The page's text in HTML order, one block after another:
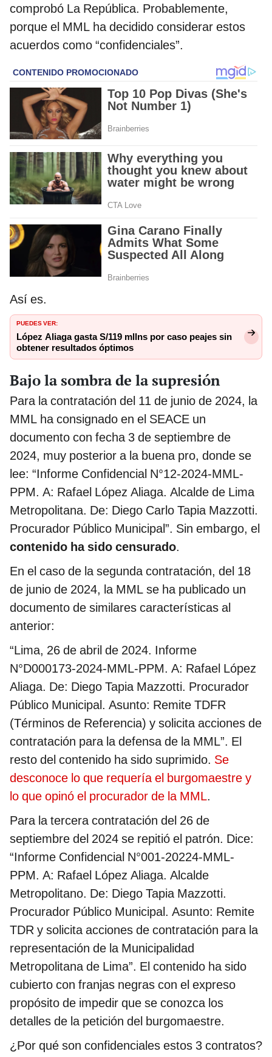
comprobó La República. Probablemente,
porque el MML ha decidido considerar estos
acuerdos como “confidenciales”.
Así es.
PUEDES VER:
López Aliaga gasta S/119 mllns por caso peajes sin
obtener resultados óptimos
Bajo la sombra de la supresión
Para la contratación del 11 de junio de 2024, la
MML ha consignado en el SEACE un
documento con fecha 3 de septiembre de
2024, muy posterior a la buena pro, donde se
lee: “Informe Confidencial N°12-2024-MML-
PPM. A: Rafael López Aliaga. Alcalde de Lima
Metropolitana. De: Diego Carlo Tapia Mazzotti.
Procurador Público Municipal”. Sin embargo, el
contenido ha sido censurado.
En el caso de la segunda contratación, del 18
de junio de 2024, la MML se ha publicado un
documento de similares características al
anterior:
“Lima, 26 de abril de 2024. Informe
N°D000173-2024-MML-PPM. A: Rafael López
Aliaga. De: Diego Tapia Mazzotti. Procurador
Público Municipal. Asunto: Remite TDFR
(Términos de Referencia) y solicita acciones de
contratación para la defensa de la MML”. El
resto del contenido ha sido suprimido. Se
desconoce lo que requería el burgomaestre y
lo que opinó el procurador de la MML.
Para la tercera contratación del 26 de
septiembre del 2024 se repitió el patrón. Dice:
“Informe Confidencial N°001-20224-MML-
PPM. A: Rafael López Aliaga. Alcalde
Metropolitano. De: Diego Tapia Mazzotti.
Procurador Público Municipal. Asunto: Remite
TDR y solicita acciones de contratación para la
representación de la Municipalidad
Metropolitana de Lima”. El contenido ha sido
cubierto con franjas negras con el expreso
propósito de impedir que se conozca los
detalles de la petición del burgomaestre.
¿Por qué son confidenciales estos 3 contratos?